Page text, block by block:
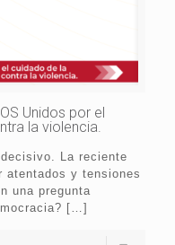
Unidos por el
la violencia.
La reciente
atentados y tensiones
una pregunta
[…]